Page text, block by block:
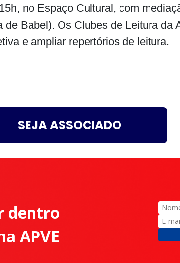
no Espaço Cultural, com
Babel). Os Clubes de Leitura da
e ampliar repertórios de leitura.
SEJA ASSOCIADO
dentro
APVE